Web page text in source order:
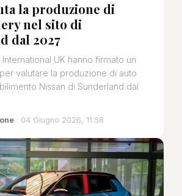
la produzione di
nel sito di
dal 2027
UK hanno firmato un
valutare la produzione di auto
Nissan di Sunderland dal
· 04 Giugno 2026, 11:58